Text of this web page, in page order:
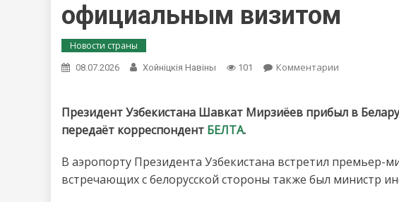
официальным визитом
Новости страны
08.07.2026 Хойнiцкiя Навiны 101 Комментарии
прибыл
визитом
Президент Узбекистана Шавкат Мирзиёев прибыл в
передаёт корреспондент БЕЛТА.
В аэропорту Президента Узбекистана встретил премьер-
встречающих с белорусской стороны также был министр